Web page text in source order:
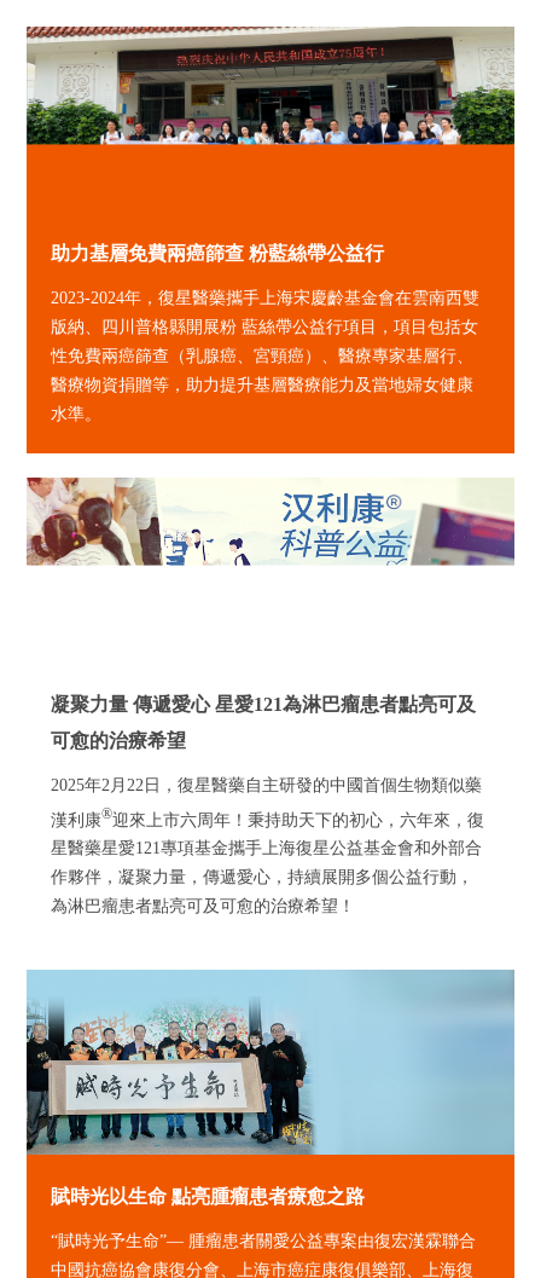
助力基層免費兩癌篩查 粉藍絲帶公益行
2023-2024年，復星醫藥攜手上海宋慶齡基金會在雲南西雙
版納、四川普格縣開展粉 藍絲帶公益行項目，項目包括女
性免費兩癌篩查（乳腺癌、宮頸癌）、醫療專家基層行、
醫療物資捐贈等，助力提升基層醫療能力及當地婦女健康
水準。
凝聚力量 傳遞愛心 星愛121為淋巴瘤患者點亮可及
可愈的治療希望
2025年2月22日，復星醫藥自主研發的中國首個生物類似藥
漢利康®迎來上市六周年！秉持助天下的初心，六年來，復
星醫藥星愛121專項基金攜手上海復星公益基金會和外部合
作夥伴，凝聚力量，傳遞愛心，持續展開多個公益行動，
為淋巴瘤患者點亮可及可愈的治療希望！
賦時光以生命 點亮腫瘤患者療愈之路
“賦時光予生命”— 腫瘤患者關愛公益專案由復宏漢霖聯合
中國抗癌協會康復分會、上海市癌症康復俱樂部、上海復